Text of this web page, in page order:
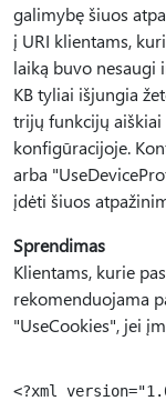
galimybę šiuos
į URI klientams,
laiką buvo nesaugi
KB tyliai išjungia
trijų funkcijų aiškiai
konfigūracijoje.
arba
įdėti šiuos
Sprendimas
Klientams, kurie
rekomenduojama
"UseCookies", jei
<?xml